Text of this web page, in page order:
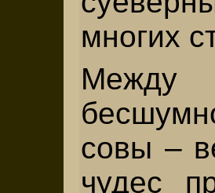
многих
совы –
чудес